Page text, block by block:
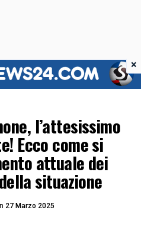
l’attesissimo
Ecco come si
attuale dei
situazione
27 Marzo 2025
×